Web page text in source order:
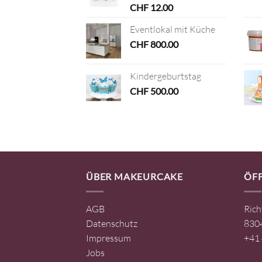
CHF12.00
Eventlokal mit Küche
CHF800.00
Kindergeburtstag
CHF500.00
ÜBER MAKEURCAKE
AGB
Datenschutz
Impressum
Jobs
+41